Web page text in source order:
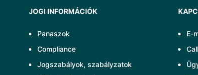
JOGI INFORMÁCIÓK
Panaszok
Compliance
Jogszabályok, szabályzatok
E-